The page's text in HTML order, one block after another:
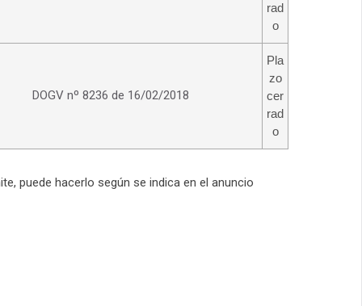
rad
o
DOGV nº 8236 de 16/02/2018
Pla
zo
cer
rad
o
puede hacerlo según se indica en el anuncio